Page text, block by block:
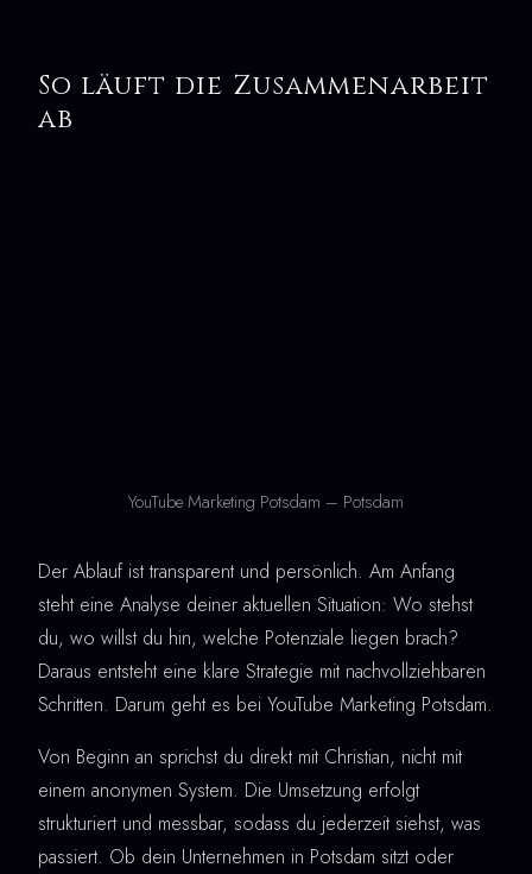
So läuft die Zusammenarbeit
ab
YouTube Marketing Potsdam – Potsdam
Der Ablauf ist transparent und persönlich. Am Anfang
steht eine Analyse deiner aktuellen Situation: Wo stehst
du, wo willst du hin, welche Potenziale liegen brach?
Daraus entsteht eine klare Strategie mit nachvollziehbaren
Schritten. Darum geht es bei YouTube Marketing Potsdam.
Von Beginn an sprichst du direkt mit Christian, nicht mit
einem anonymen System. Die Umsetzung erfolgt
strukturiert und messbar, sodass du jederzeit siehst, was
passiert. Ob dein Unternehmen in Potsdam sitzt oder